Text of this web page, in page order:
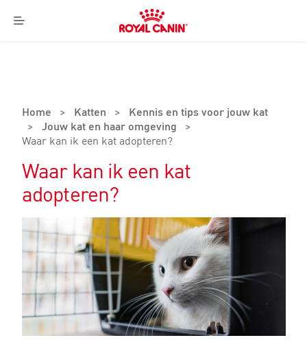
Menu
Royal
Canin
Home > Katten >
Kennis en tips voor jouw kat
> Jouw kat en haar omgeving
>
Waar kan ik een kat adopteren?
Waar kan ik een kat
adopteren?